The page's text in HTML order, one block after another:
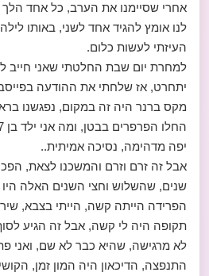
אחרי שסיימנו את הערב, כל אחד הלך
לנו אומץ להגיד אחד לשני, באותו
העיזתי לעשות כלום.
למחרת יום שבת החלטתי שאני חייב
יתחרט, אז שלחתי את ההודעה
מקס ברנר היה זה במקום, נפגשנו
יפה מדהימה, נסיכה אמיתית..
אבל זה זרם וזרם והמשכנו לצאת,
שנים, שהשלוש וחצי השנים האלה
הפרידה הייתה קשה, הייתי בצבא,
תקופה היה לי קשה, אבל זה הגיע
לא מרגישה, שהיא כבר לא שם, ואני
התנפצה, הדיכאון היה המון זמן,